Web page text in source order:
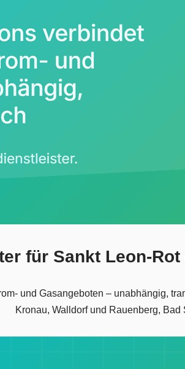
für Sankt Leon-
und Gasangeboten – unabhängig,
Kronau, Walldorf und Rauenberg,